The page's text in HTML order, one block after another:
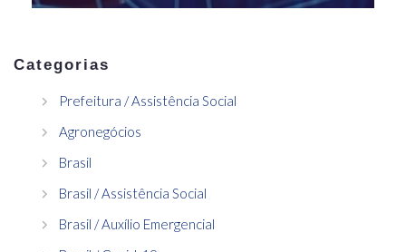
Categorias
Prefeitura / Assistência Social
Agronegócios
Brasil
Brasil / Assistência Social
Brasil / Auxílio Emergencial